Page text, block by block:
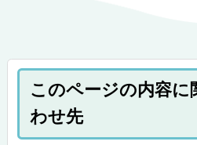
このページの内容に
わせ先